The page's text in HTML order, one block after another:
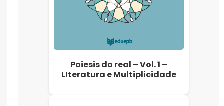
Poiesis do real – Vol. 1 –
LIteratura e Multiplicidade